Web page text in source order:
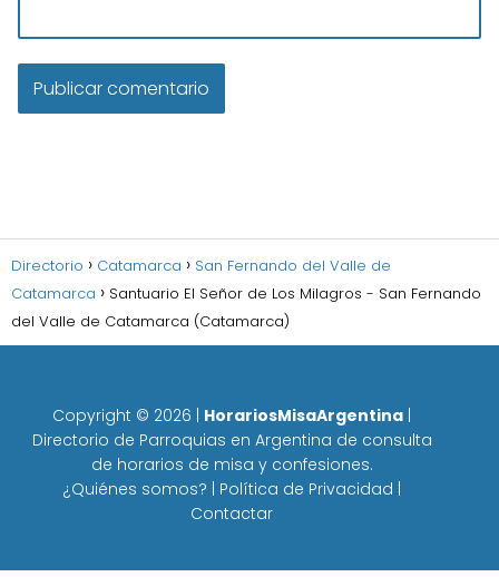
Directorio Catamarca
San Fernando del Valle de
Catamarca
Santuario El Señor de Los Milagros - San Fernando
del Valle de Catamarca (Catamarca)
Copyright © 2026 HorariosMisaArgentina
Directorio de Parroquias en Argentina de consulta
de horarios de misa y confesiones.
¿Quiénes somos?
Política de Privacidad
Contactar